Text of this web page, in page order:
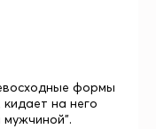
формы
на него